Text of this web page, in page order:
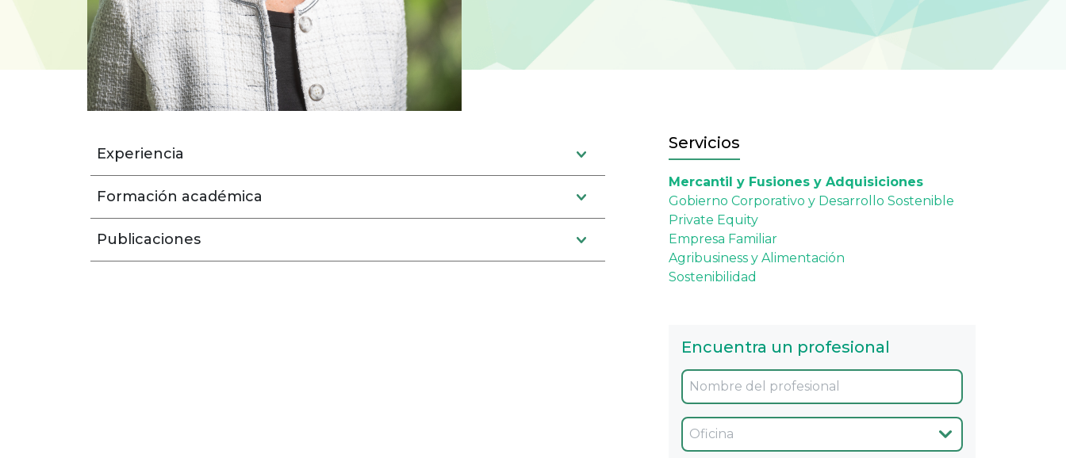
Experiencia
Formación académica
Publicaciones
Servicios
Mercantil y Fusiones y Adquisiciones
Gobierno Corporativo y Desarrollo Sostenible
Private Equity
Empresa Familiar
Agribusiness y Alimentación
Sostenibilidad
Encuentra un profesional
Oficina